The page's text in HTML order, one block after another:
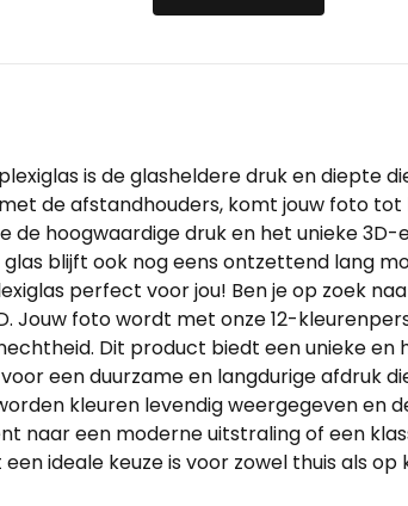
is de glasheldere druk en diepte
de afstandhouders, komt jouw foto
de hoogwaardige druk en het unieke
blijft ook nog eens ontzettend lang
perfect voor jou! Ben je op zoek
Jouw foto wordt met onze 12-
Dit product biedt een unieke
een duurzame en langdurige afdruk
kleuren levendig weergegeven
naar een moderne uitstraling of een
ideale keuze is voor zowel thuis als